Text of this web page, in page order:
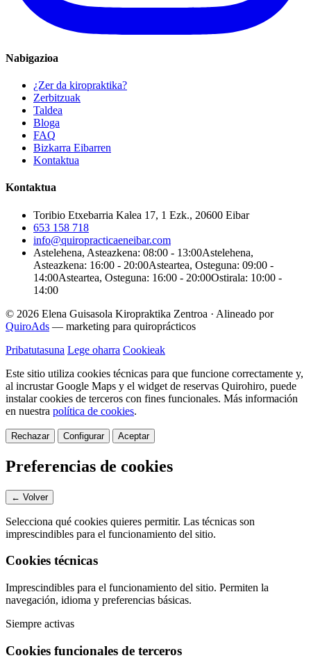
Nabigazioa
¿Zer da kiropraktika?
Zerbitzuak
Taldea
Bloga
FAQ
Bizkarra Eibarren
Kontaktua
Kontaktua
Toribio Etxebarria Kalea 17, 1 Ezk., 20600 Eibar
653 158 718
info@quiropracticaeneibar.com
Astelehena, Asteazkena: 08:00 - 13:00Astelehena,
Asteazkena: 16:00 - 20:00Asteartea, Osteguna: 09:00 -
14:00Asteartea, Osteguna: 16:00 - 20:00Ostirala: 10:00 -
14:00
© 2026 Elena Guisasola Kiropraktika Zentroa · Alineado por
QuiroAds — marketing para quiroprácticos
Pribatutasuna Lege oharra Cookieak
Este sitio utiliza cookies técnicas para que funcione correctamente y,
al incrustar Google Maps y el widget de reservas Quirohiro, puede
instalar cookies de terceros con fines funcionales. Más información
en nuestra política de cookies.
Rechazar Configurar Aceptar
Preferencias de cookies
← Volver
Selecciona qué cookies quieres permitir. Las técnicas son
imprescindibles para el funcionamiento del sitio.
Cookies técnicas
Imprescindibles para el funcionamiento del sitio. Permiten la
navegación, idioma y preferencias básicas.
Siempre activas
Cookies funcionales de terceros